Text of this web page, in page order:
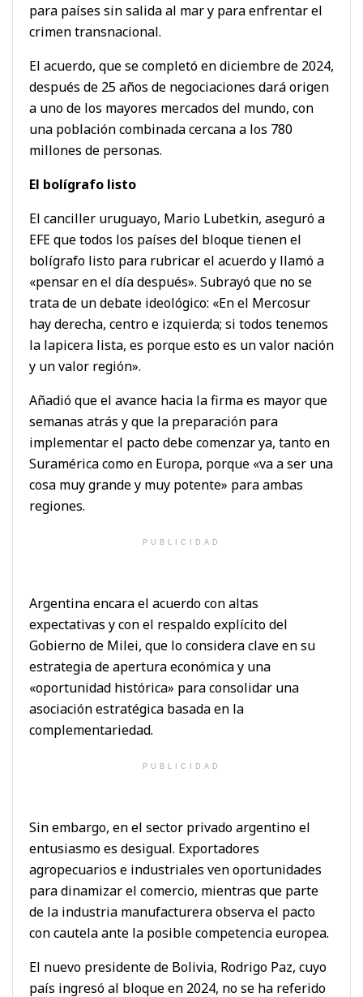
para países sin salida al mar y para enfrentar el
crimen transnacional.
El acuerdo, que se completó en diciembre de 2024,
después de 25 años de negociaciones dará origen
a uno de los mayores mercados del mundo, con
una población combinada cercana a los 780
millones de personas.
El bolígrafo listo
El canciller uruguayo, Mario Lubetkin, aseguró a
EFE que todos los países del bloque tienen el
bolígrafo listo para rubricar el acuerdo y llamó a
«pensar en el día después». Subrayó que no se
trata de un debate ideológico: «En el Mercosur
hay derecha, centro e izquierda; si todos tenemos
la lapicera lista, es porque esto es un valor nación
y un valor región».
Añadió que el avance hacia la firma es mayor que
semanas atrás y que la preparación para
implementar el pacto debe comenzar ya, tanto en
Suramérica como en Europa, porque «va a ser una
cosa muy grande y muy potente» para ambas
regiones.
PUBLICIDAD
Argentina encara el acuerdo con altas
expectativas y con el respaldo explícito del
Gobierno de Milei, que lo considera clave en su
estrategia de apertura económica y una
«oportunidad histórica» para consolidar una
asociación estratégica basada en la
complementariedad.
PUBLICIDAD
Sin embargo, en el sector privado argentino el
entusiasmo es desigual. Exportadores
agropecuarios e industriales ven oportunidades
para dinamizar el comercio, mientras que parte
de la industria manufacturera observa el pacto
con cautela ante la posible competencia europea.
El nuevo presidente de Bolivia, Rodrigo Paz, cuyo
país ingresó al bloque en 2024, no se ha referido